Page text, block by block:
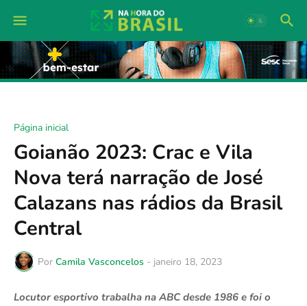
Página inicial
Goianão 2023: Crac e Vila
Nova terá narração de José
Calazans nas rádios da Brasil
Central
Por Camila Vasconcelos - janeiro 18, 2023
Locutor esportivo trabalha na ABC desde 1986 e foi o